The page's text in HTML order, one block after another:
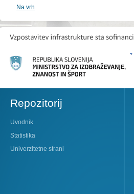
Na vrh
Repozitorij
Uvodnik
Statistika
Univerzitetne strani